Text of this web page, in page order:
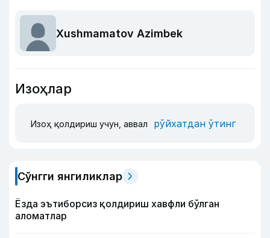
Xushmamatov Azimbek
Изоҳлар
Изоҳ қолдириш учун, аввал рўйхатдан ўтинг
Сўнгги янгиликлар
Ёзда эътиборсиз қолдириш хавфли бўлган
аломатлар